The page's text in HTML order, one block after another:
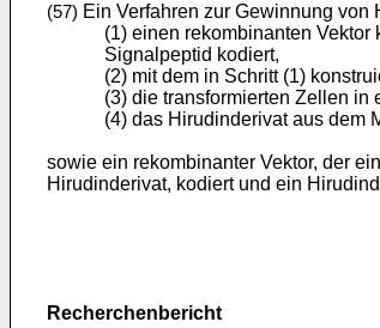
(57) Ein Verfahren zur Gewinnung
(1) einen rekombinanten
Signalpeptid kodiert,
(2) mit dem in Schritt (1)
(3) die transformierten Zellen in
(4) das Hirudinderivat aus dem
sowie ein rekombinanter Vektor, der
Hirudinderivat, kodiert und ein
Recherchenbericht